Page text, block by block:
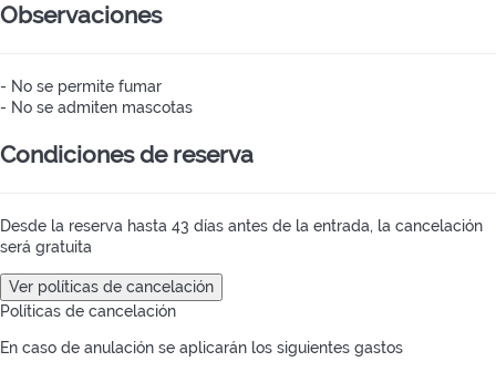
Observaciones
- No se permite fumar
- No se admiten mascotas
Condiciones de reserva
Desde la reserva hasta 43 días antes de la entrada, la cancelación
será gratuita
Ver políticas de cancelación
Políticas de cancelación
En caso de anulación se aplicarán los siguientes gastos